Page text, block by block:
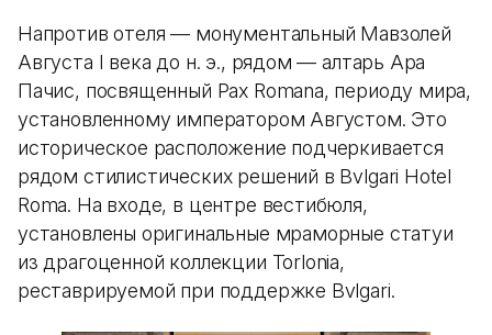
Напротив отеля — монументальный Мавзолей
Августа I века до н. э., рядом — алтарь Ара
Пачис, посвященный Pax Romana, периоду мира,
установленному императором Августом. Это
историческое расположение подчеркивается
рядом стилистических решений в Bvlgari Hotel
Roma. На входе, в центре вестибюля,
установлены оригинальные мраморные статуи
из драгоценной коллекции Torlonia,
реставрируемой при поддержке Bvlgari.